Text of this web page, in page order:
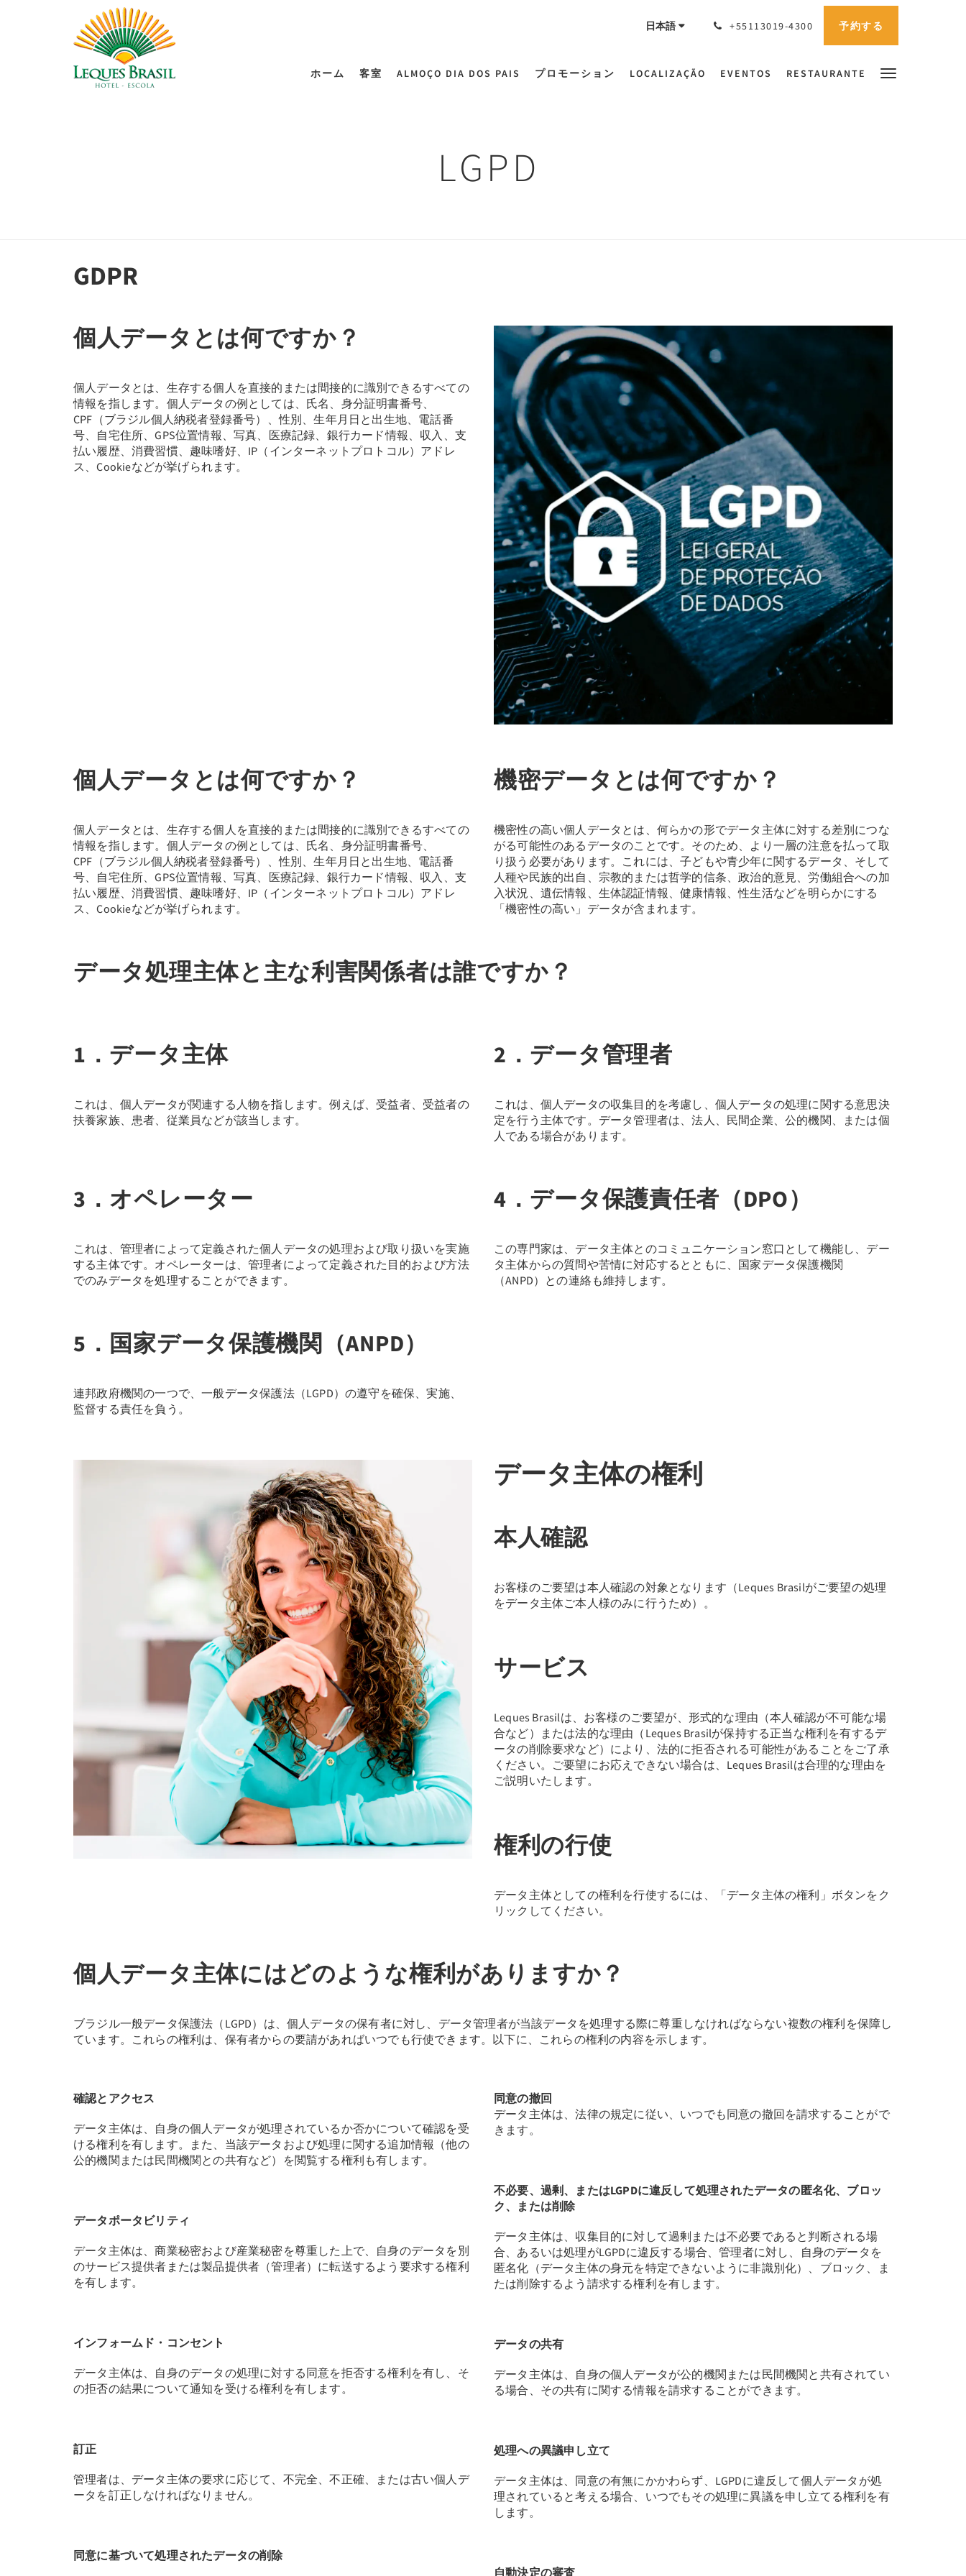
日本語 +55113019-4300 予約する
ホーム 客室 ALMOÇO DIA DOS PAIS プロモーション LOCALIZAÇÃO EVENTOS RESTAURANTE
LGPD
GDPR
個人データとは何ですか？
個人データとは、生存する個人を直接的または間接的に識別できるすべての
情報を指します。個人データの例としては、氏名、身分証明書番号、
CPF（ブラジル個人納税者登録番号）、性別、生年月日と出生地、電話番
号、自宅住所、GPS位置情報、写真、医療記録、銀行カード情報、収入、支
払い履歴、消費習慣、趣味嗜好、IP（インターネットプロトコル）アドレ
ス、Cookieなどが挙げられます。
個人データとは何ですか？
個人データとは、生存する個人を直接的または間接的に識別できるすべての
情報を指します。個人データの例としては、氏名、身分証明書番号、
CPF（ブラジル個人納税者登録番号）、性別、生年月日と出生地、電話番
号、自宅住所、GPS位置情報、写真、医療記録、銀行カード情報、収入、支
払い履歴、消費習慣、趣味嗜好、IP（インターネットプロトコル）アドレ
ス、Cookieなどが挙げられます。
機密データとは何ですか？
機密性の高い個人データとは、何らかの形でデータ主体に対する差別につな
がる可能性のあるデータのことです。そのため、より一層の注意を払って取
り扱う必要があります。これには、子どもや青少年に関するデータ、そして
人種や民族的出自、宗教的または哲学的信条、政治的意見、労働組合への加
入状況、遺伝情報、生体認証情報、健康情報、性生活などを明らかにする
「機密性の高い」データが含まれます。
データ処理主体と主な利害関係者は誰ですか？
1．データ主体
これは、個人データが関連する人物を指します。例えば、受益者、受益者の
扶養家族、患者、従業員などが該当します。
2．データ管理者
これは、個人データの収集目的を考慮し、個人データの処理に関する意思決
定を行う主体です。データ管理者は、法人、民間企業、公的機関、または個
人である場合があります。
3．オペレーター
これは、管理者によって定義された個人データの処理および取り扱いを実施
する主体です。オペレーターは、管理者によって定義された目的および方法
でのみデータを処理することができます。
4．データ保護責任者（DPO）
この専門家は、データ主体とのコミュニケーション窓口として機能し、デー
タ主体からの質問や苦情に対応するとともに、国家データ保護機関
（ANPD）との連絡も維持します。
5．国家データ保護機関（ANPD）
連邦政府機関の一つで、一般データ保護法（LGPD）の遵守を確保、実施、
監督する責任を負う。
データ主体の権利
本人確認
お客様のご要望は本人確認の対象となります（Leques Brasilがご要望の処理
をデータ主体ご本人様のみに行うため）。
サービス
Leques Brasilは、お客様のご要望が、形式的な理由（本人確認が不可能な場
合など）または法的な理由（Leques Brasilが保持する正当な権利を有するデ
ータの削除要求など）により、法的に拒否される可能性があることをご了承
ください。ご要望にお応えできない場合は、Leques Brasilは合理的な理由を
ご説明いたします。
権利の行使
データ主体としての権利を行使するには、「データ主体の権利」ボタンをク
リックしてください。
個人データ主体にはどのような権利がありますか？
ブラジル一般データ保護法（LGPD）は、個人データの保有者に対し、データ管理者が当該データを処理する際に尊重しなければならない複数の権利を保障し
ています。これらの権利は、保有者からの要請があればいつでも行使できます。以下に、これらの権利の内容を示します。
確認とアクセス
データ主体は、自身の個人データが処理されているか否かについて確認を受
ける権利を有します。また、当該データおよび処理に関する追加情報（他の
公的機関または民間機関との共有など）を閲覧する権利も有します。
データポータビリティ
データ主体は、商業秘密および産業秘密を尊重した上で、自身のデータを別
のサービス提供者または製品提供者（管理者）に転送するよう要求する権利
を有します。
インフォームド・コンセント
データ主体は、自身のデータの処理に対する同意を拒否する権利を有し、そ
の拒否の結果について通知を受ける権利を有します。
訂正
管理者は、データ主体の要求に応じて、不完全、不正確、または古い個人デ
ータを訂正しなければなりません。
同意に基づいて処理されたデータの削除
同意の撤回
データ主体は、法律の規定に従い、いつでも同意の撤回を請求することがで
きます。
不必要、過剰、またはLGPDに違反して処理されたデータの匿名化、ブロッ
ク、または削除
データ主体は、収集目的に対して過剰または不必要であると判断される場
合、あるいは処理がLGPDに違反する場合、管理者に対し、自身のデータを
匿名化（データ主体の身元を特定できないように非識別化）、ブロック、ま
たは削除するよう請求する権利を有します。
データの共有
データ主体は、自身の個人データが公的機関または民間機関と共有されてい
る場合、その共有に関する情報を請求することができます。
処理への異議申し立て
データ主体は、同意の有無にかかわらず、LGPDに違反して個人データが処
理されていると考える場合、いつでもその処理に異議を申し立てる権利を有
します。
自動決定の審査